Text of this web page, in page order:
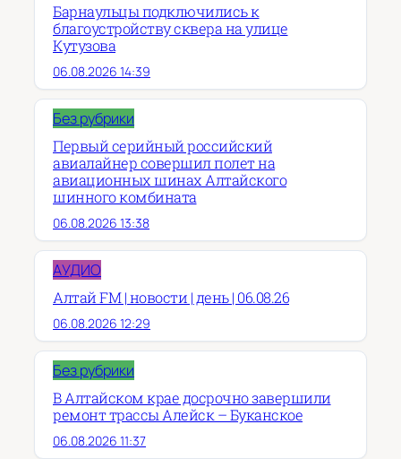
Барнаульцы подключились к
благоустройству сквера на улице
Кутузова
06.08.2026 14:39
Без рубрики
Первый серийный российский
авиалайнер совершил полет на
авиационных шинах Алтайского
шинного комбината
06.08.2026 13:38
АУДИО
Алтай FM | новости | день | 06.08.26
06.08.2026 12:29
Без рубрики
В Алтайском крае досрочно завершили
ремонт трассы Алейск – Буканское
06.08.2026 11:37